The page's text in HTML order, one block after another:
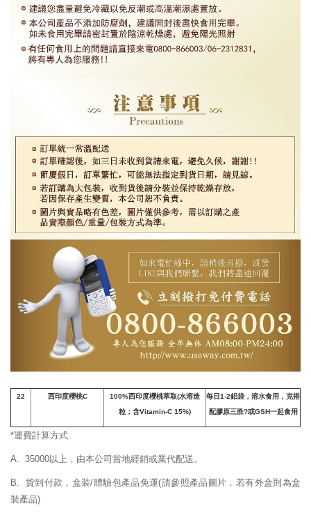
22 西印度櫻桃C 100%西印度櫻桃萃取(水溶造
粒；含Vitamin-C 15%)
每日1-2鋁袋，溶水食用，克搭
配膠原三胜?或GSH一起食用
*運費計算方式
A. 35000以上，由本公司當地經銷或業代配送。
B. 貨到付款，盒裝/體驗包產品免運(請參照產品圖片，若有外盒則為盒
裝產品)